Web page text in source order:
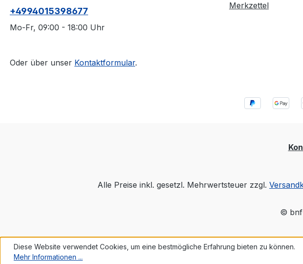
+4994015398677
Mo-Fr, 09:00 - 18:00 Uhr
Oder über unser Kontaktformular.
Merkzettel
Alle Preise inkl. gesetzl. Mehrwertsteuer zzgl.
©
Diese Website verwendet Cookies, um eine bestmögliche Erfahrung bieten zu können.
Mehr Informationen ...